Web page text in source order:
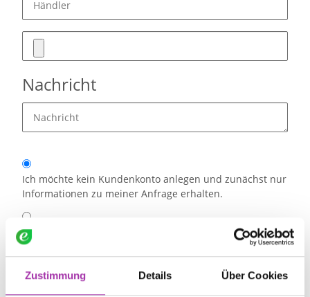
Zustimmung Details Über Cookies
Nachricht
Ich möchte kein Kundenkonto anlegen und zunächst nur
Informationen zu meiner Anfrage erhalten.
Ich möchte ein Kundenkonto anlegen und die damit
verbundenen Vorteile nutzen.
Kundenkonto